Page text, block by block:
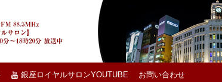
銀座ロイヤルサロンYOUTUBE お問い合わせ